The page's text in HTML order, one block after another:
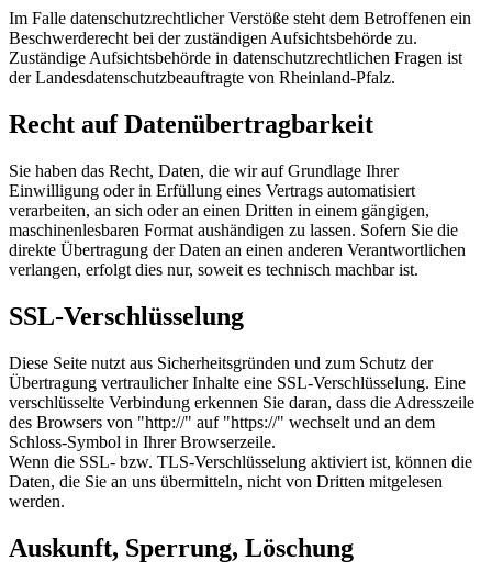
Im Falle datenschutzrechtlicher Verstöße steht dem Betroffenen ein
Beschwerderecht bei der zuständigen Aufsichtsbehörde zu.
Zuständige Aufsichtsbehörde in datenschutzrechtlichen Fragen ist
der Landesdatenschutzbeauftragte von Rheinland-Pfalz.
Recht auf Datenübertragbarkeit
Sie haben das Recht, Daten, die wir auf Grundlage Ihrer
Einwilligung oder in Erfüllung eines Vertrags automatisiert
verarbeiten, an sich oder an einen Dritten in einem gängigen,
maschinenlesbaren Format aushändigen zu lassen. Sofern Sie die
direkte Übertragung der Daten an einen anderen Verantwortlichen
verlangen, erfolgt dies nur, soweit es technisch machbar ist.
SSL-Verschlüsselung
Diese Seite nutzt aus Sicherheitsgründen und zum Schutz der
Übertragung vertraulicher Inhalte eine SSL-Verschlüsselung. Eine
verschlüsselte Verbindung erkennen Sie daran, dass die Adresszeile
des Browsers von "http://" auf "https://" wechselt und an dem
Schloss-Symbol in Ihrer Browserzeile.
Wenn die SSL- bzw. TLS-Verschlüsselung aktiviert ist, können die
Daten, die Sie an uns übermitteln, nicht von Dritten mitgelesen
werden.
Auskunft, Sperrung, Löschung